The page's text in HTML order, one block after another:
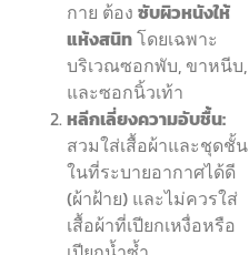
กาย ต้อง ซับผิวหนังให้
แห้งสนิทโดยเฉพาะ
บริเวณซอกพับ, ขาหนีบ,
และซอกนิ้วเท้า
หลีกเลี่ยงความอับชื้น:
สวมใส่เสื้อผ้าและชุดชั้น
ในที่ระบายอากาศได้ดี
(ผ้าฝ้าย) และไม่ควรใส่
เสื้อผ้าที่เปียกเหงื่อหรือ